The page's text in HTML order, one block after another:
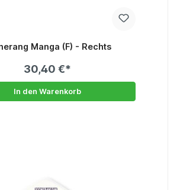
Manga (F) - Rechts
30,40 €*
In den Warenkorb